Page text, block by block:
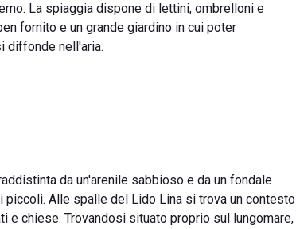
La spiaggia dispone di lettini, ombrelloni e
fornito e un grande giardino in cui poter
diffonde nell'aria.
da un'arenile sabbioso e da un fondale
Alle spalle del Lido Lina si trova un contesto
chiese. Trovandosi situato proprio sul lungomare,